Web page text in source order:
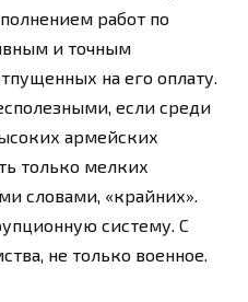
работ по
и точным
на его оплату.
если среди
армейских
только мелких
словами, «крайних».
систему. С
не только военное.